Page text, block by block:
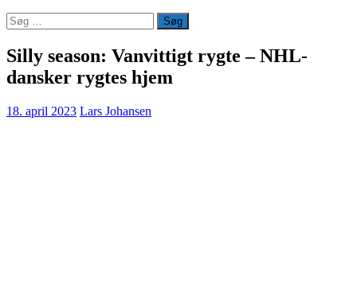
Søg
efter:
Silly season: Vanvittigt rygte – NHL-
dansker rygtes hjem
18. april 2023 Lars Johansen